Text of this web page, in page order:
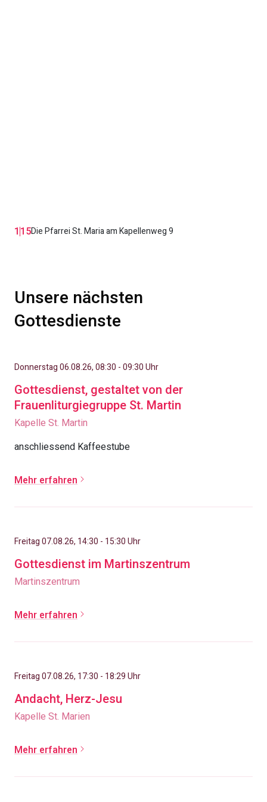
1 15Die Pfarrei St. Maria am Kapellenweg 9
Unsere nächsten
Gottesdienste
Donnerstag 06.08.26, 08:30 - 09:30 Uhr
Gottesdienst, gestaltet von der
Frauenliturgiegruppe St. Martin
Kapelle St. Martin
anschliessend Kaffeestube
Mehr erfahren
Freitag 07.08.26, 14:30 - 15:30 Uhr
Gottesdienst im Martinszentrum
Martinszentrum
Mehr erfahren
Freitag 07.08.26, 17:30 - 18:29 Uhr
Andacht, Herz-Jesu
Kapelle St. Marien
Mehr erfahren